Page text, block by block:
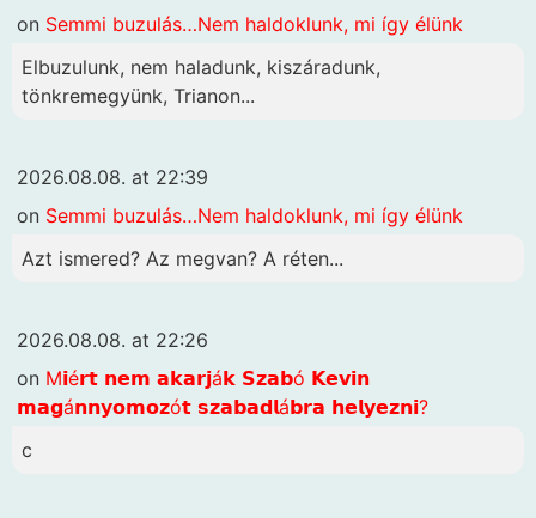
on Semmi buzulás…Nem haldoklunk, mi így élünk
Elbuzulunk, nem haladunk, kiszáradunk,
tönkremegyünk, Trianon...
2026.08.08. at 22:39
on Semmi buzulás…Nem haldoklunk, mi így élünk
Azt ismered? Az megvan? A réten...
2026.08.08. at 22:26
on M𝗶é𝗿𝘁 𝗻𝗲𝗺 𝗮𝗸𝗮𝗿𝗷á𝗸 𝗦𝘇𝗮𝗯ó 𝗞𝗲𝘃𝗶𝗻
𝗺𝗮𝗴á𝗻𝗻𝘆𝗼𝗺𝗼𝘇ó𝘁 𝘀𝘇𝗮𝗯𝗮𝗱𝗹á𝗯𝗿𝗮 𝗵𝗲𝗹𝘆𝗲𝘇𝗻𝗶?
c